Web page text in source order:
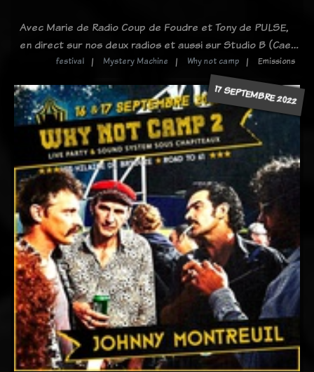
Avec Marie de Radio Coup de Foudre et Tony de PULSE,
en direct sur nos deux radios et aussi sur Studio B (Cae…
festival Mystery Machine Why not camp Emissions
17 SEPTEMBRE 2022